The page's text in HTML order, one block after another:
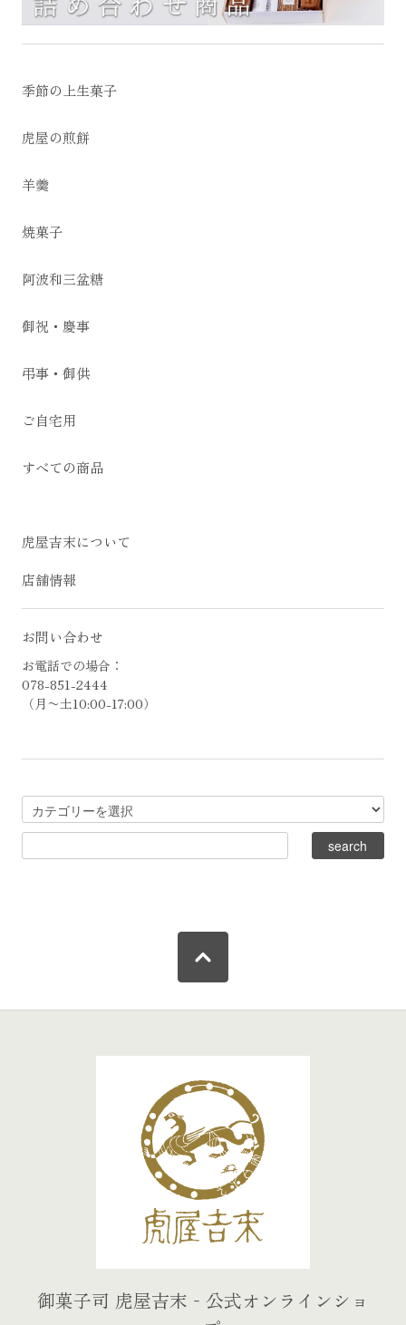
季節の上生菓子
虎屋の煎餅
羊羹
焼菓子
阿波和三盆糖
御祝・慶事
弔事・御供
ご自宅用
すべての商品
虎屋吉末について
店舗情報
お問い合わせ
お電話での場合：
078-851-2444
（月〜土10:00-17:00）
御菓子司 虎屋吉末‐公式オンラインショ